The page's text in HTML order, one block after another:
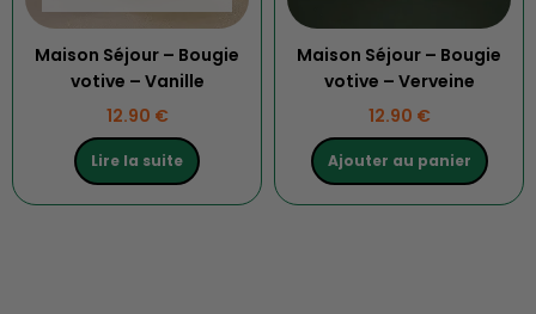
Maison Séjour – Bougie
votive – Vanille
12.90 €
Lire la suite
Maison Séjour – Bougie
votive – Verveine
12.90 €
Ajouter au panier